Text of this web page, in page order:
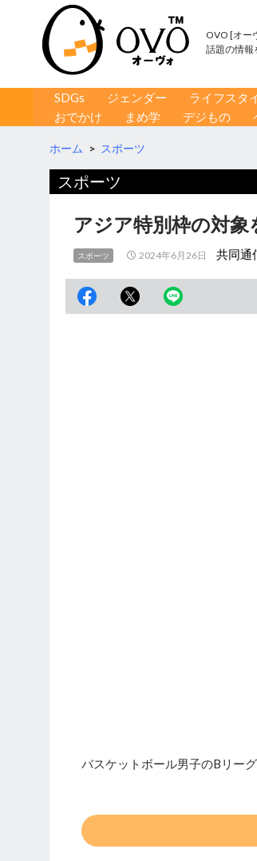
OVO [オー
話題の情報
コンテンツへ移動
SDGs ジェンダー ライフスタ
おでかけ
まめ学 デジもの
ホーム > スポーツ
スポーツ
アジア特別枠の対
スポーツ 2024年6月26日 共同通
バスケットボール男子のBリー